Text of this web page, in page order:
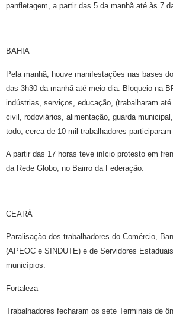
panfletagem, a partir das 5 da manhã até às 7
BAHIA
Pela manhã, houve manifestações nas bases
das 3h30 da manhã até meio-dia. Bloqueio na
indústrias, serviços, educação, (trabalharam
civil, rodoviários, alimentação, guarda
todo, cerca de 10 mil trabalhadores participaram
A partir das 17 horas teve início protesto em
da Rede Globo, no Bairro da Federação.
CEARÁ
Paralisação dos trabalhadores do Comércio,
(APEOC e SINDUTE) e de Servidores
municípios.
Fortaleza
Trabalhadores fecharam os sete Terminais de